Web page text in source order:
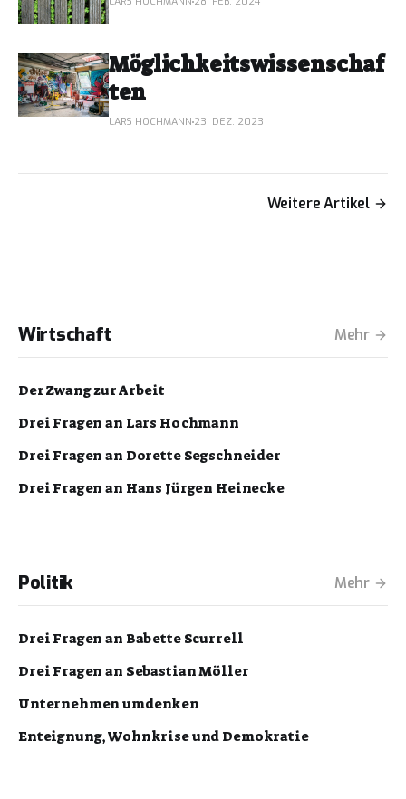
Möglichkeitswissenschaf
ten
LARS HOCHMANN 23. DEZ. 2023
Weitere Artikel
Wirtschaft Mehr
Der Zwang zur Arbeit
Drei Fragen an Lars Hochmann
Drei Fragen an Dorette Segschneider
Drei Fragen an Hans Jürgen Heinecke
Politik Mehr
Drei Fragen an Babette Scurrell
Drei Fragen an Sebastian Möller
Unternehmen umdenken
Enteignung, Wohnkrise und Demokratie